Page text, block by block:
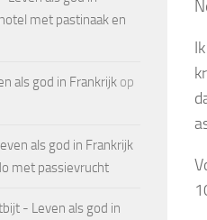
met pastinaak en
als god in Frankrijk op
als god in Frankrijk
met passievrucht
- Leven als god in